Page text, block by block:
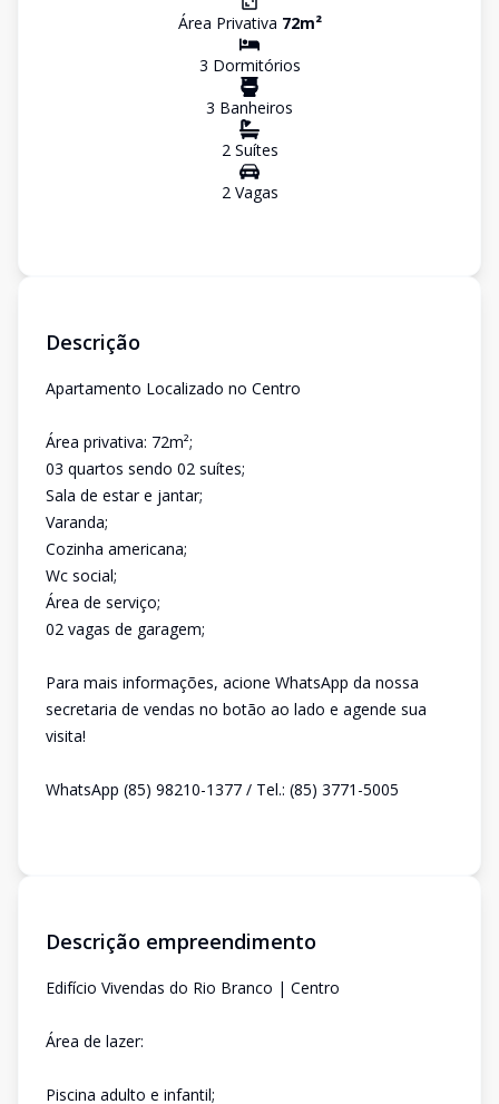
Área Privativa 72m²
3 Dormitórios
3 Banheiros
2Suítes
2Vagas
Descrição
Apartamento Localizado no Centro
Área privativa: 72m²;
03 quartos sendo 02 suítes;
Sala de estar e jantar;
Varanda;
Cozinha americana;
Wc social;
Área de serviço;
02 vagas de garagem;
Para mais informações, acione WhatsApp da nossa
secretaria de vendas no botão ao lado e agende sua
visita!
WhatsApp (85) 98210-1377 / Tel.: (85) 3771-5005
Descrição empreendimento
Edifício Vivendas do Rio Branco | Centro
Área de lazer:
Piscina adulto e infantil;